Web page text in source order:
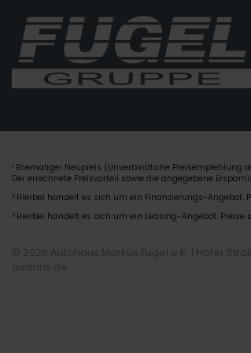
1 Ehemaliger Neupreis (Unverbindliche Preisempfehlung
Der errechnete Preisvorteil sowie die angegebene
2 Hierbei handelt es sich um ein Finanzierungs-Angebot.
3 Hierbei handelt es sich um ein Leasing-Angebot. Preise
© 2026 Autohaus Markus Fugel e.K. | Hofer
audaris.de